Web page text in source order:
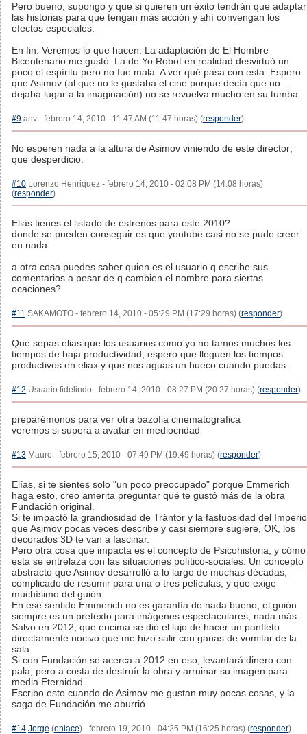
Pero bueno, supongo y que si quieren un éxito tendrán que adaptar
las historias para que tengan más acción y ahí convengan los
efectos especiales.
En fin. Veremos lo que hacen. La adaptación de El Hombre
Bicentenario me gustó. La de Yo Robot en realidad desvirtuó un
poco el espíritu pero no fue mala. A ver qué pasa con esta. Espero
que Asimov (al que no le gustaba el cine porque decía que no
dejaba lugar a la imaginación) no se revuelva mucho en su tumba.
#9 anv - febrero 14, 2010 - 11:47 AM (11:47 horas) (responder)
No esperen nada a la altura de Asimov viniendo de este director;
que desperdicio.
#10 Lorenzo Henriquez - febrero 14, 2010 - 02:08 PM (14:08 horas)
(responder)
Elias tienes el listado de estrenos para este 2010?
donde se pueden conseguir es que youtube casi no se pude creer
en nada.
a otra cosa puedes saber quien es el usuario q escribe sus
comentarios a pesar de q cambien el nombre para siertas
ocaciones?
#11 SAKAMOTO - febrero 14, 2010 - 05:29 PM (17:29 horas) (responder)
Que sepas elias que los usuarios como yo no tamos muchos los
tiempos de baja productividad, espero que lleguen los tiempos
productivos en eliax y que nos aguas un hueco cuando puedas.
#12 Usuario fidelindo - febrero 14, 2010 - 08:27 PM (20:27 horas) (responder)
preparémonos para ver otra bazofia cinematografica
veremos si supera a avatar en mediocridad
#13 Mauro - febrero 15, 2010 - 07:49 PM (19:49 horas) (responder)
Elías, si te sientes solo "un poco preocupado" porque Emmerich
haga esto, creo amerita preguntar qué te gustó más de la obra
Fundación original.
Si te impactó la grandiosidad de Trántor y la fastuosidad del Imperio
que Asimov pocas veces describe y casi siempre sugiere, OK, los
decorados 3D te van a fascinar.
Pero otra cosa que impacta es el concepto de Psicohistoria, y cómo
esta se entrelaza con las situaciones político-sociales. Un concepto
abstracto que Asimov desarrolló a lo largo de muchas décadas,
complicado de resumir para una o tres películas, y que exige
muchísimo del guión.
En ese sentido Emmerich no es garantía de nada bueno, el guión
siempre es un pretexto para imágenes espectaculares, nada más.
Salvo en 2012, que encima se dió el lujo de hacer un panfleto
directamente nocivo que me hizo salir con ganas de vomitar de la
sala.
Si con Fundación se acerca a 2012 en eso, levantará dinero con
pala, pero a costa de destruír la obra y arruinar su imagen para
media Eternidad.
Escribo esto cuando de Asimov me gustan muy pocas cosas, y la
saga de Fundación me aburrió.
#14 Jorge (enlace) - febrero 19, 2010 - 04:25 PM (16:25 horas) (responder)